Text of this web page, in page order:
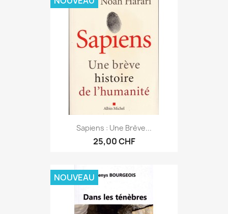
Sapiens : Une Brève...
25,00 CHF
NOUVEAU